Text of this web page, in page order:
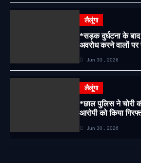
लैलूंगा
*सड़क दुर्घटना के बाद
अवरोध करने वालों
Jun 30 , 2026
लैलूंगा
*छाल पुलिस ने चोरी
आरोपी को किया
Jun 30 , 2026